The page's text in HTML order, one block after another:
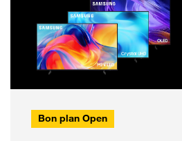
Bon plan Open